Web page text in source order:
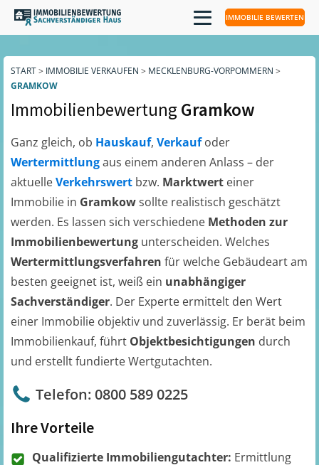
IMMOBILIE BEWERTEN
START> IMMOBILIE VERKAUFEN > MECKLENBURG-VORPOMMERN >
GRAMKOW
ImmobilienbewertungGramkow
Ganz gleich, ob Hauskauf, Verkaufoder
Wertermittlungaus einem anderen Anlass – der
aktuelleVerkehrswert bzw. Marktwert einer
Immobilie in Gramkowsollte realistisch geschätzt
werden. Es lassen sich verschiedene Methoden zur
Immobilienbewertung unterscheiden. Welches
Wertermittlungsverfahren für welche Gebäudeart am
besten geeignet ist, weiß ein unabhängiger
Sachverständiger. Der Experte ermittelt den Wert
einer Immobilie objektiv und zuverlässig. Er berät beim
Immobilienkauf, führt Objektbesichtigungen durch
und erstellt fundierte Wertgutachten.
Telefon: 0800 589 0225
Ihre Vorteile
Qualifizierte Immobiliengutachter: Ermittlung